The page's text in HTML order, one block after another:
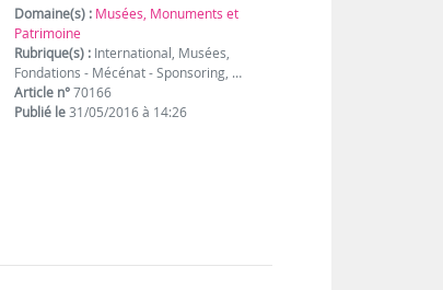
Domaine(s) : Musées, Monuments et
Patrimoine
Rubrique(s) : International, Musées,
Fondations - Mécénat - Sponsoring, …
Article n°70166
Publié le31/05/2016 à 14:26